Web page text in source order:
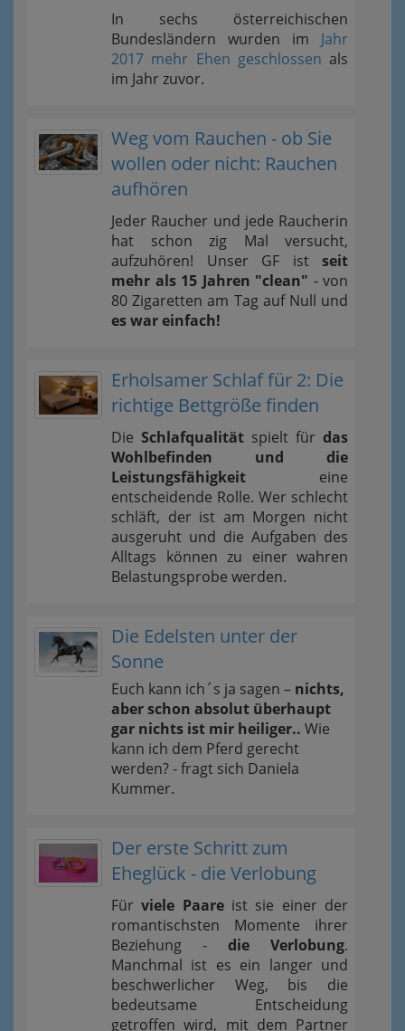
In sechs österreichischen
Bundesländern wurden im Jahr
2017 mehr Ehen geschlossen als
im Jahr zuvor.
Weg vom Rauchen - ob Sie
wollen oder nicht: Rauchen
aufhören
Jeder Raucher und jede Raucherin
hat schon zig Mal versucht,
aufzuhören! Unser GF ist seit
mehr als 15 Jahren "clean" - von
80 Zigaretten am Tag auf Null und
es war einfach!
Erholsamer Schlaf für 2: Die
richtige Bettgröße finden
Die Schlafqualität spielt für das
Wohlbefinden und die
Leistungsfähigkeit eine
entscheidende Rolle. Wer schlecht
schläft, der ist am Morgen nicht
ausgeruht und die Aufgaben des
Alltags können zu einer wahren
Belastungsprobe werden.
Die Edelsten unter der
Sonne
Euch kann ich´s ja sagen – nichts,
aber schon absolut überhaupt
gar nichts ist mir heiliger.. Wie
kann ich dem Pferd gerecht
werden? - fragt sich Daniela
Kummer.
Der erste Schritt zum
Eheglück - die Verlobung
Fürviele Paareist sie einer der
romantischsten Momente ihrer
Beziehung - die Verlobung.
Manchmal ist es ein langer und
beschwerlicher Weg, bis die
bedeutsame Entscheidung
getroffen wird, mit dem Partner